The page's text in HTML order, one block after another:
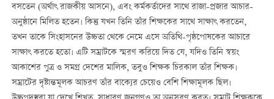
বসতেন (অর্থাৎ রাজকীয় আসনে), এবং কর্মকর্তাদের সাথে রাজা-প্রজার আচার-
অনুষ্ঠানে মিলিত হতেন। কিন্তু যখন তিনি তাঁর শিক্ষকের সাথে সাক্ষাৎ করতেন,
তখন তাকে সিংহাসনের উচ্চতা থেকে নেমে এসে অতিথি-পৃষ্ঠপোষকের আচারে
সাক্ষাৎ করতে হতো। এটি সম্রাটকে স্মরণ করিয়ে দিত যে, যদিও তিনি স্বয়ং
আকাশের পুত্র ও সমগ্র দেশের মালিক, তবুও শিক্ষক চিরকাল তাঁর শিক্ষক।
সম্রাটের দৃষ্টান্তমূলক আচরণ তাঁর বাক্যের চেয়েও বেশি শিক্ষামূলক ছিল।